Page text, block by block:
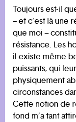
Toujours est-il
– et c’est là une
que moi –
résistance. Les
il existe même
puissants, qui
physiquement
circonstances
Cette notion de
fond m’a tant